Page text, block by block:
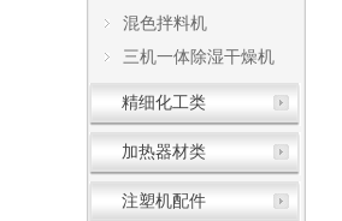
混色拌料机
三机一体除湿干燥机
精细化工类
加热器材类
注塑机配件